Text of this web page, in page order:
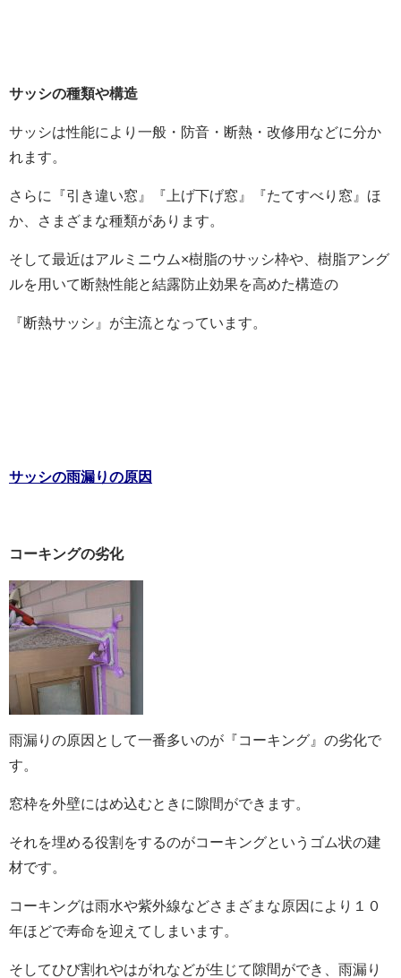
サッシの種類や構造
サッシは性能により一般・防音・断熱・改修用などに分か
れます。
さらに『引き違い窓』『上げ下げ窓』『たてすべり窓』ほ
か、さまざまな種類があります。
そして最近はアルミニウム×樹脂のサッシ枠や、樹脂アング
ルを用いて断熱性能と結露防止効果を高めた構造の
『断熱サッシ』が主流となっています。
サッシの雨漏りの原因
コーキングの劣化
雨漏りの原因として一番多いのが『コーキング』の劣化で
す。
窓枠を外壁にはめ込むときに隙間ができます。
それを埋める役割をするのがコーキングというゴム状の建
材です。
コーキングは雨水や紫外線などさまざまな原因により１０
年ほどで寿命を迎えてしまいます。
そしてひび割れやはがれなどが生じて隙間ができ、雨漏り